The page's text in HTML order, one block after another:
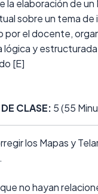
la elaboración de un
sobre un tema de
por el docente,
lógica y
[E]
CLASE: 5 (55
los Mapas y
no hayan